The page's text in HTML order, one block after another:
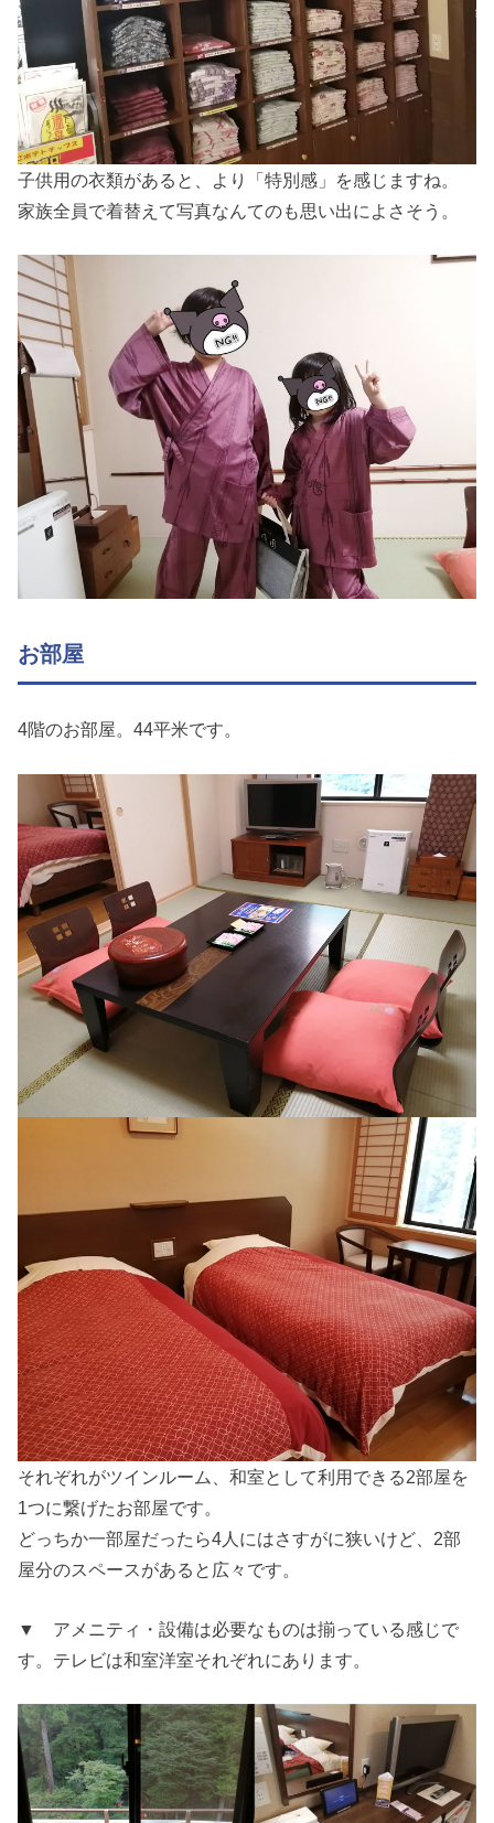
子供用の衣類があると、より「特別感」を感じますね。
家族全員で着替えて写真なんてのも思い出によさそう。
お部屋
4階のお部屋。44平米です。
それぞれがツインルーム、和室として利用できる2部屋を
1つに繋げたお部屋です。
どっちか一部屋だったら4人にはさすがに狭いけど、2部
屋分のスペースがあると広々です。
▼ アメニティ・設備は必要なものは揃っている感じで
す。テレビは和室洋室それぞれにあります。